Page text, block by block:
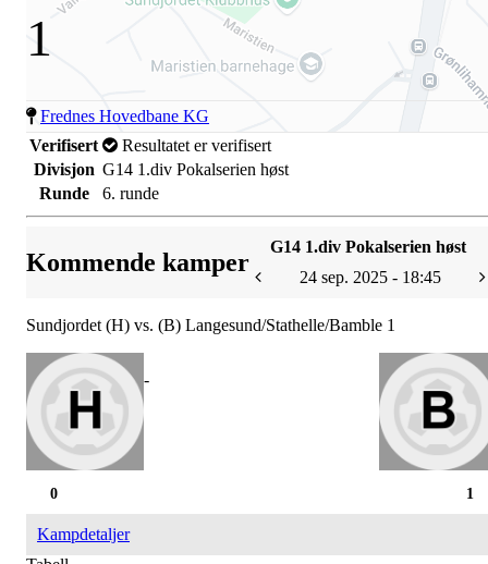
1
Frednes Hovedbane KG
Verifisert
Resultatet er verifisert
Divisjon G14 1.div Pokalserien høst
Runde
6. runde
Kommende kamper
G14 1.div Pokalserien høst
24 sep. 2025 - 18:45
Sundjordet (H) vs. (B) Langesund/Stathelle/Bamble 1
-
1
0
Kampdetaljer